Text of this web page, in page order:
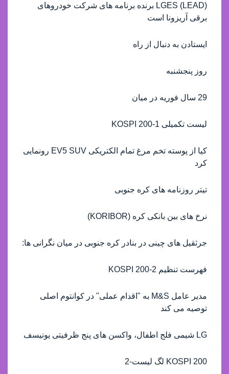
(LEAD) LGES برنده برنامه های شرکت خودروهای
برقی آریزونا است
ایستادن به دنبال از راه
روز پنجشنبه
29 سال فوریه در میان
لیست تکمیلی KOSPI 200-1
کیا از پوسته تخم مرغ تمام الکتریکی EV5 SUV رونمایی
کرد
تیتر روزنامه های کره جنوبی
نرخ های بین بانکی کره (KORIBOR)
جرثقیل های چینی در بنادر کره جنوبی در میان نگرانی ها:
فهرست تنظیم KOSPI 200-2
مدیر عامل M&S به "اقدام عملی" در کوانتوم اصلی
توصیه می کند
LG شیمی فلج اطفال، واکسن های پنج ظرفیتی یونیسف
KOSPI 200 لگ لیست-2